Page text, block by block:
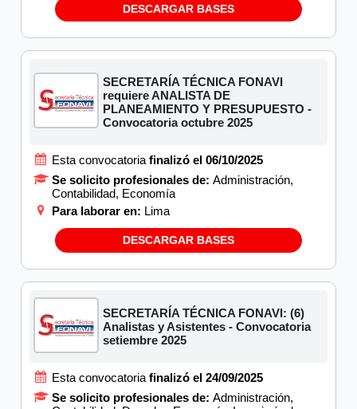
DESCARGAR BASES
SECRETARÍA TÉCNICA FONAVI
requiere ANALISTA DE
PLANEAMIENTO Y PRESUPUESTO -
Convocatoria octubre 2025
Esta convocatoria finalizó el 06/10/2025
Se solicito profesionales de: Administración,
Contabilidad, Economía
Para laborar en: Lima
DESCARGAR BASES
SECRETARÍA TÉCNICA FONAVI: (6)
Analistas y Asistentes - Convocatoria
setiembre 2025
Esta convocatoria finalizó el 24/09/2025
Se solicito profesionales de: Administración,